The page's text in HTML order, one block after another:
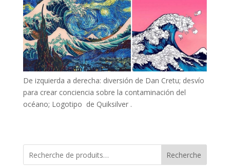
De izquierda a derecha: diversión de Dan Cretu; desvío
para crear conciencia sobre la contaminación del
océano; Logotipo de Quiksilver .
Recherche